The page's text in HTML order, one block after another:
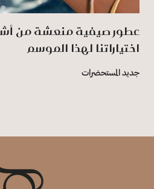
عطور صيفية منعشة من
اختياراتنا لهذا الموسم
جديد المستحضرات